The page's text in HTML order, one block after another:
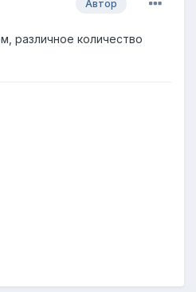
Автор
различное количество